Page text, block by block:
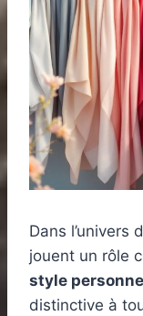
Dans l’univers
jouent un rôle
style
distinctive à